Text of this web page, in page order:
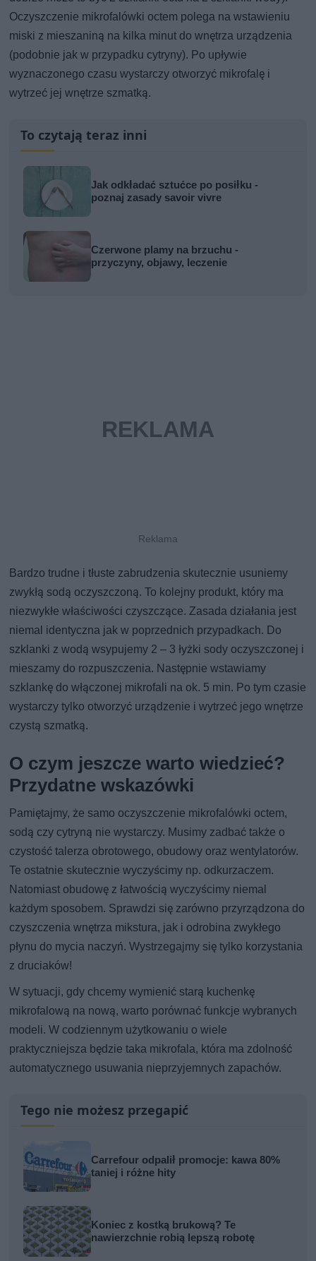
Oczyszczenie mikrofalówki octem polega na wstawieniu
miski z mieszaniną na kilka minut do wnętrza urządzenia
(podobnie jak w przypadku cytryny). Po upływie
wyznaczonego czasu wystarczy otworzyć mikrofalę i
wytrzeć jej wnętrze szmatką.
To czytają teraz inni
Jak odkładać sztućce po posiłku -
poznaj zasady savoir vivre
Czerwone plamy na brzuchu -
przyczyny, objawy, leczenie
Bardzo trudne i tłuste zabrudzenia skutecznie usuniemy
zwykłą sodą oczyszczoną. To kolejny produkt, który ma
niezwykłe właściwości czyszczące. Zasada działania jest
niemal identyczna jak w poprzednich przypadkach. Do
szklanki z wodą wsypujemy 2 – 3 łyżki sody oczyszczonej i
mieszamy do rozpuszczenia. Następnie wstawiamy
szklankę do włączonej mikrofali na ok. 5 min. Po tym czasie
wystarczy tylko otworzyć urządzenie i wytrzeć jego wnętrze
czystą szmatką.
O czym jeszcze warto wiedzieć?
Przydatne wskazówki
Pamiętajmy, że samo oczyszczenie mikrofalówki octem,
sodą czy cytryną nie wystarczy. Musimy zadbać także o
czystość talerza obrotowego, obudowy oraz wentylatorów.
Te ostatnie skutecznie wyczyścimy np. odkurzaczem.
Natomiast obudowę z łatwością wyczyścimy niemal
każdym sposobem. Sprawdzi się zarówno przyrządzona do
czyszczenia wnętrza mikstura, jak i odrobina zwykłego
płynu do mycia naczyń. Wystrzegajmy się tylko korzystania
z druciaków!
W sytuacji, gdy chcemy wymienić starą kuchenkę
mikrofalową na nową, warto porównać funkcje wybranych
modeli. W codziennym użytkowaniu o wiele
praktyczniejsza będzie taka mikrofala, która ma zdolność
automatycznego usuwania nieprzyjemnych zapachów.
Tego nie możesz przegapić
Carrefour odpalił promocje: kawa 80%
taniej i różne hity
Koniec z kostką brukową? Te
nawierzchnie robią lepszą robotę